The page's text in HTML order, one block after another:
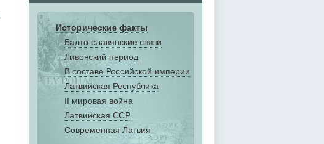
Исторические факты
Балто-славянские связи
Ливонский период
В составе Российской империи
Латвийская Республика
II мировая война
Латвийская ССР
Современная Латвия